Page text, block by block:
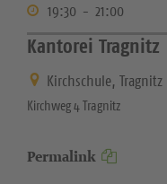
19:30 - 21:00
Kantorei Tragnitz
Kirchschule, Tragnitz
Kirchweg 4 Tragnitz
Permalink